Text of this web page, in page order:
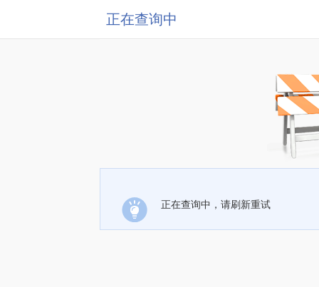
正在查询中
正在查询中，请刷新重试